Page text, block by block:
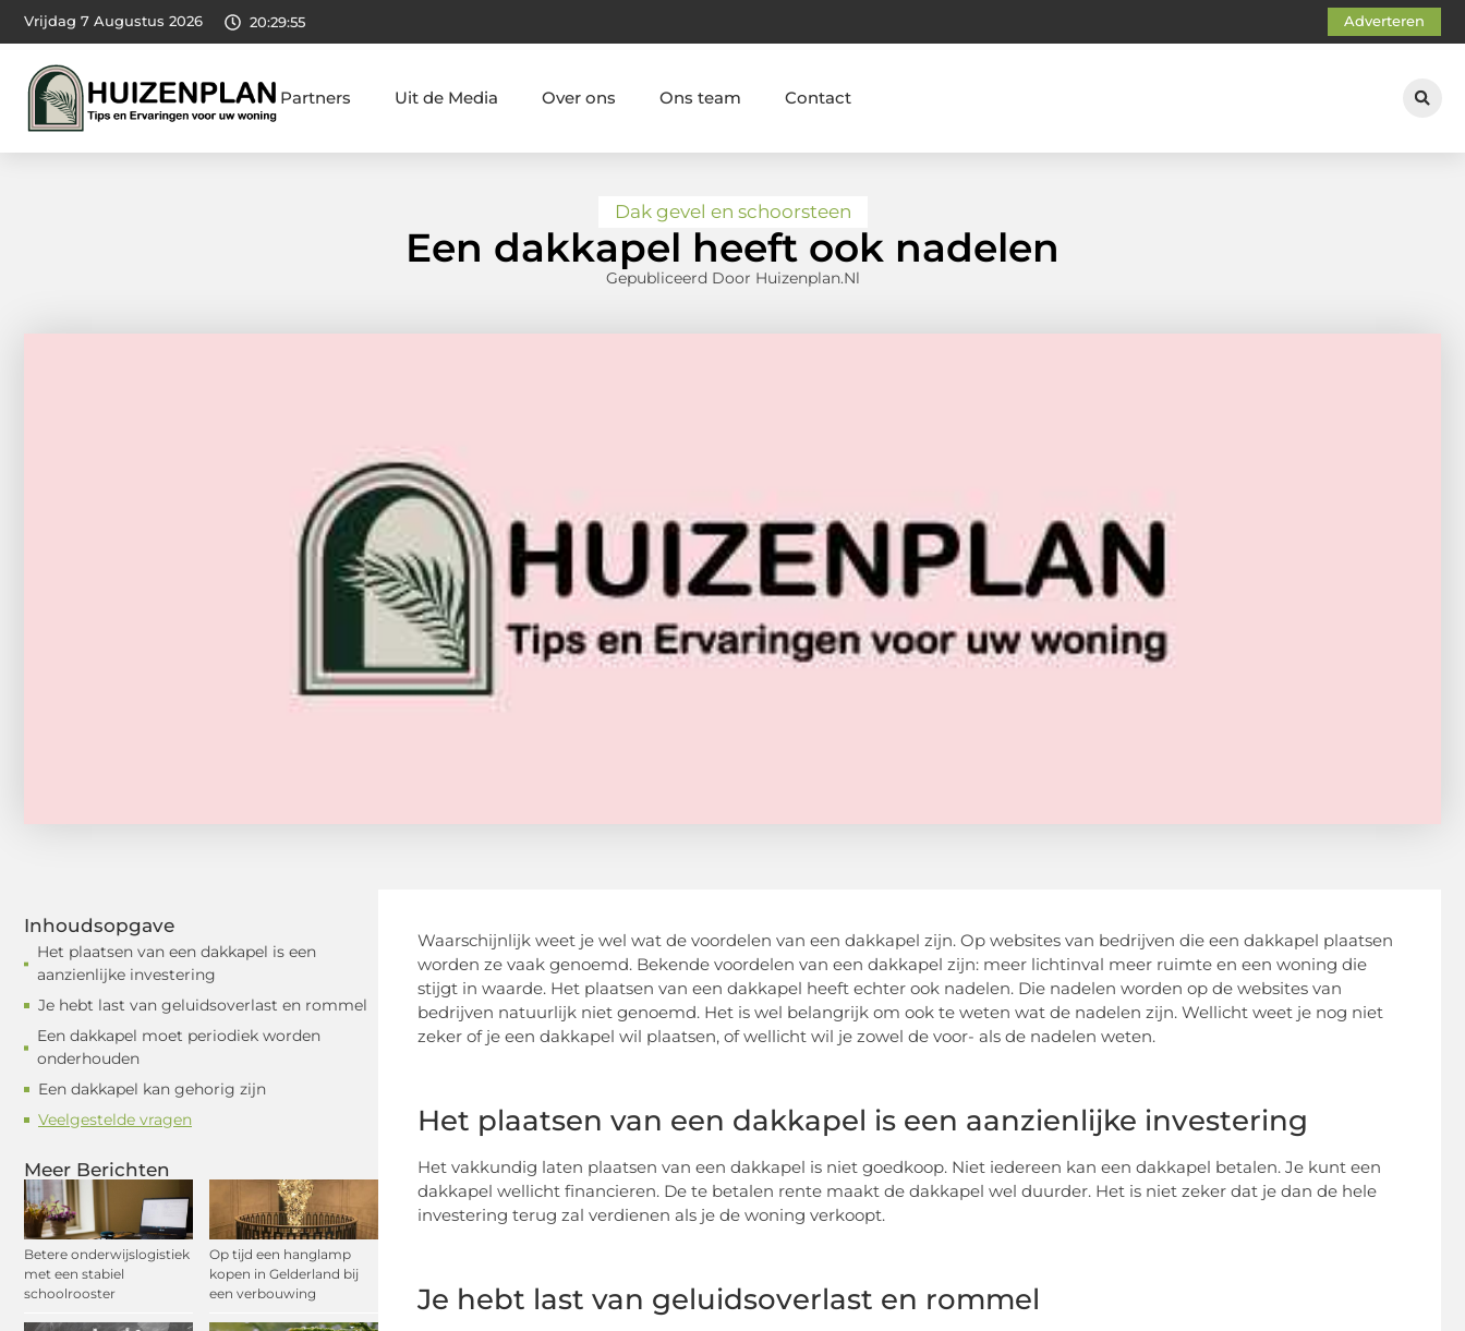
Vrijdag 7 Augustus 2026 20:29:56 Adverteren
Partners Uit de Media Over ons Ons team Contact
Dak gevel en schoorsteen
Een dakkapel heeft ook nadelen
Gepubliceerd Door Huizenplan.nl
Inhoudsopgave
Het plaatsen van een dakkapel is een
aanzienlijke investering
Je hebt last van geluidsoverlast en rommel
Een dakkapel moet periodiek worden
onderhouden
Een dakkapel kan gehorig zijn
Veelgestelde vragen
Meer Berichten
Betere onderwijslogistiek
met een stabiel
schoolrooster
Op tijd een hanglamp
kopen in Gelderland bij
een verbouwing
Waarschijnlijk weet je wel wat de voordelen van een dakkapel zijn. Op websites van bedrijven die een dakkapel plaatsen
worden ze vaak genoemd. Bekende voordelen van een dakkapel zijn: meer lichtinval meer ruimte en een woning die
stijgt in waarde. Het plaatsen van een dakkapel heeft echter ook nadelen. Die nadelen worden op de websites van
bedrijven natuurlijk niet genoemd. Het is wel belangrijk om ook te weten wat de nadelen zijn. Wellicht weet je nog niet
zeker of je een dakkapel wil plaatsen, of wellicht wil je zowel de voor- als de nadelen weten.
Het plaatsen van een dakkapel is een aanzienlijke investering
Het vakkundig laten plaatsen van een dakkapel is niet goedkoop. Niet iedereen kan een dakkapel betalen. Je kunt een
dakkapel wellicht financieren. De te betalen rente maakt de dakkapel wel duurder. Het is niet zeker dat je dan de hele
investering terug zal verdienen als je de woning verkoopt.
Je hebt last van geluidsoverlast en rommel